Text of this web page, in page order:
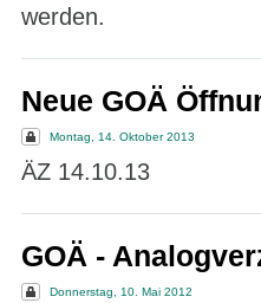
werden.
Neue GOÄ
Montag, 14. Oktober 2013
ÄZ 14.10.13
GOÄ -
Donnerstag, 10. Mai 2012